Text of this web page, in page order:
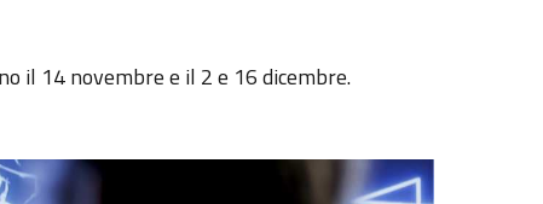
il 14 novembre e il 2 e 16 dicembre.